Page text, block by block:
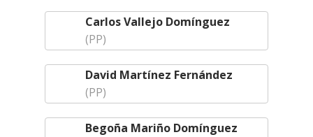
Carlos Vallejo Domínguez
(PP)
David Martínez Fernández
(PP)
Begoña Mariño Domínguez